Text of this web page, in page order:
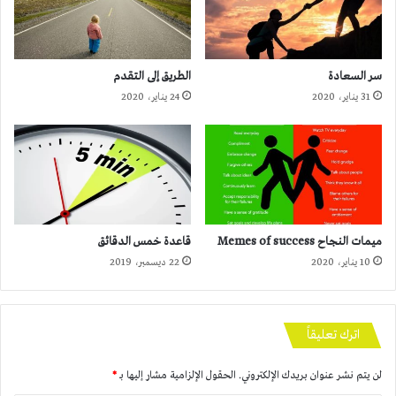
سر السعادة
31 يناير، 2020
الطريق إلى التقدم
24 يناير، 2020
ميمات النجاح Memes of success
10 يناير، 2020
قاعدة خمس الدقائق
22 ديسمبر، 2019
اترك تعليقاً
لن يتم نشر عنوان بريدك الإلكتروني. الحقول الإلزامية مشار إليها بـ*